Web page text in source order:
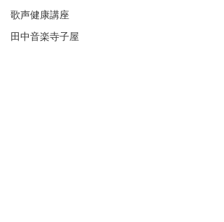
歌声健康講座
田中音楽寺子屋